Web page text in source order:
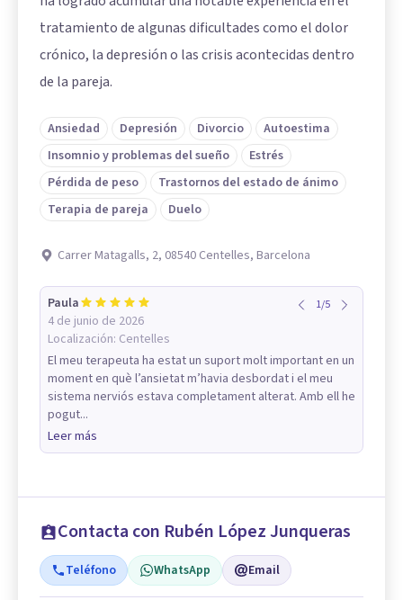
tratamiento de algunas dificultades como el dolor
crónico, la depresión o las crisis acontecidas dentro
de la pareja.
Ansiedad Depresión Divorcio
Autoestima
Insomnio y problemas del sueño
Estrés
Pérdida de peso
Trastornos del estado de ánimo
Terapia de pareja
Duelo
Carrer Matagalls, 2, 08540 Centelles, Barcelona
Paula
4 de junio de 2026
Localización: Centelles
1/5
El meu terapeuta ha estat un suport molt important en un
moment en què l’ansietat m’havia desbordat i el meu
sistema nerviós estava completament alterat. Amb ell he
pogut...
Leer más
Contacta con Rubén López Junqueras
Teléfono WhatsApp Email